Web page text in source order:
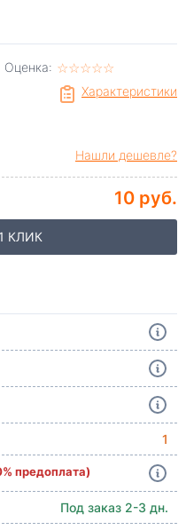
Оценка: ☆☆☆☆☆
★★★★★
Характеристики
Нашли дешевле?
10 руб.
КЛИК
1
предоплата)
Под заказ 2-3 дн.